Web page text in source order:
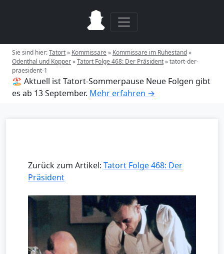
Sie sind hier:Tatort» Kommissare» Kommissare im Ruhestand»
Odenthal und Kopper»Tatort Folge 468: Der Präsident»tatort-der-
praesident-1
🏖️ Aktuell ist Tatort-Sommerpause Neue Folgen gibt
es ab 13 September. Mehr erfahren →
Zurück zum Artikel: Tatort Folge 468: Der
Präsident